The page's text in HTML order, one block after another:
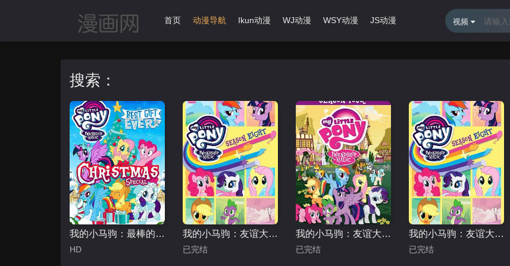
首页 动漫导航 Ikun动漫 WJ动漫 WSY动漫 JS动漫 排行榜
视频
搜索：
我的小马驹：最棒的礼物
HD
我的小马驹：友谊大魔法第八季
已完结
我的小马驹：友谊大魔法第四季
已完结
我的小马驹：友谊大魔法第八季 国语版
已完结